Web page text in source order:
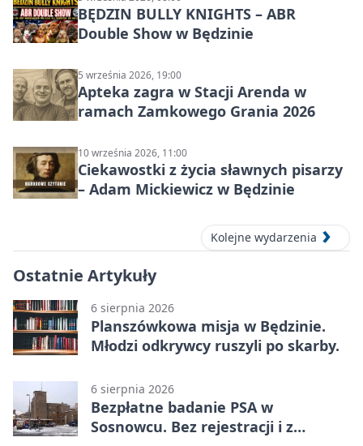
BĘDZIN BULLY KNIGHTS – ABR
Double Show w Będzinie
5 września 2026, 19:00
Apteka zagra w Stacji Arenda w
ramach Zamkowego Grania 2026
10 września 2026, 11:00
Ciekawostki z życia sławnych pisarzy
– Adam Mickiewicz w Będzinie
Kolejne wydarzenia
Ostatnie Artykuły
6 sierpnia 2026
Planszówkowa misja w Będzinie.
Młodzi odkrywcy ruszyli po skarby.
6 sierpnia 2026
Bezpłatne badanie PSA w
Sosnowcu. Bez rejestracji i z